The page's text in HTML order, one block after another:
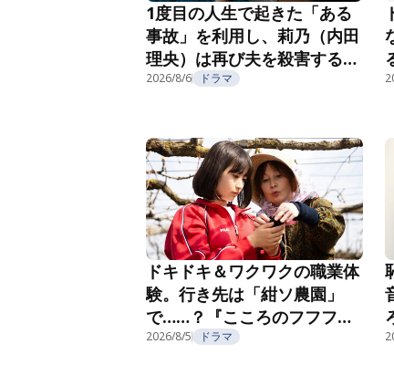
1度目の人生で起きた「ある
事故」を利用し、莉乃（内田
理央）は再び夫を殺害する
『夫を殺したはずなのに』第
2026/8/6 ドラマ
ドキドキ＆ワクワクの職業体
験。行き先は「紺ソ農園」
で……？『こころのフフフ』
第4話
2026/8/5 ドラマ